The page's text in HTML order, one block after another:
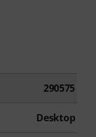
290575
Desktop